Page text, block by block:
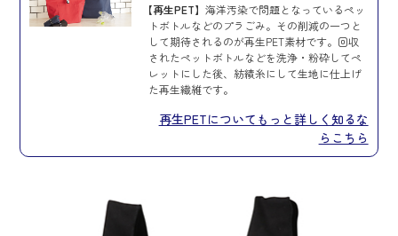
【再生PET】 海洋汚染で問題となっているペッ
トボトルなどのプラごみ。その削減の一つと
して期待されるのが再生PET素材です。回収
されたペットボトルなどを洗浄・粉砕してペ
レットにした後、紡績糸にして生地に仕上げ
た再生繊維です。
再生PETについてもっと詳しく知るな
らこちら